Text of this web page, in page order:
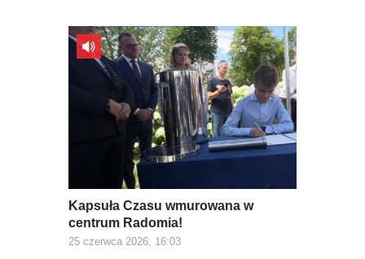
Kapsuła Czasu wmurowana w
centrum Radomia!
25 czerwca 2026, 16:03